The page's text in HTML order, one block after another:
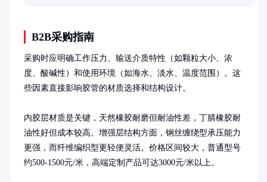
B2B采购指南
采购时应明确工作压力、输送介质特性（如颗粒大小、浓
度、酸碱性）和使用环境（如海水、淡水、温度范围）。这
些因素直接影响胶管的材质选择和结构设计。
内胶层材质是关键，天然橡胶耐磨但耐油性差，丁腈橡胶耐
油性好但成本较高。增强层结构方面，钢丝缠绕型承压能力
更强，而纤维编织型更轻便灵活。价格区间较大，普通型号
约500-1500元/米，高端定制产品可达3000元/米以上。